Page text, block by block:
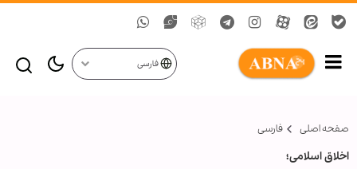
فارسی
صفحه اصلی فارسی
اخلاق اسلامی؛